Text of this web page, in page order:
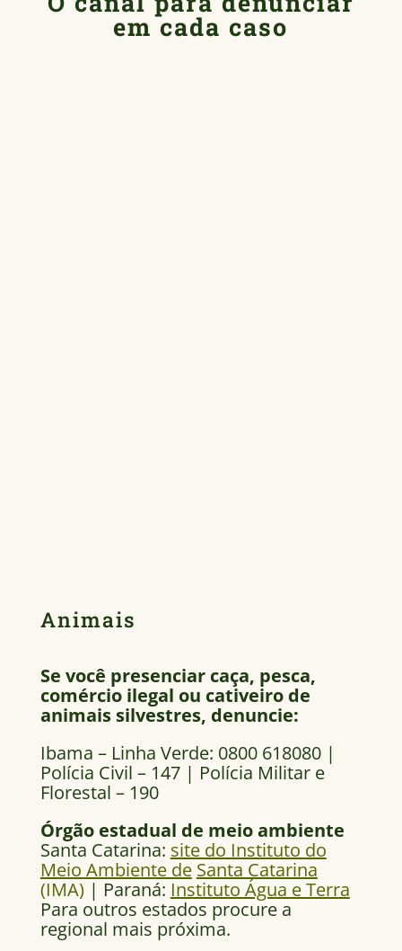
em cada caso
Animais
Se você presenciar caça, pesca,
comércio ilegal ou cativeiro de
animais silvestres, denuncie:
Ibama – Linha Verde: 0800 618080 |
Polícia Civil – 147 | Polícia Militar e
Florestal – 190
Órgão estadual de meio ambiente
Santa Catarina: site do Instituto do
Meio Ambiente de Santa Catarina
(IMA) | Paraná: Instituto Água e Terra
Para outros estados procure a
regional mais próxima.